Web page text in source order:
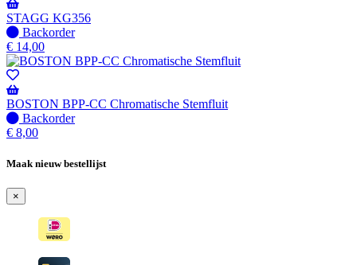
STAGG KG356
Niet
op
voorraad
-
Wordt
verzonden
wanneer
beschikbaar
Backorder
€ 14,00
BOSTON BPP-CC Chromatische Stemfluit
Niet
op
-
verzonden
wanneer
beschikbaar
Backorder
€ 8,00
Maak nieuw bestellijst
×